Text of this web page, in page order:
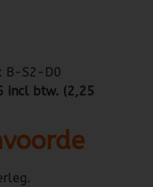
B-S2-D0
incl btw. (2,25